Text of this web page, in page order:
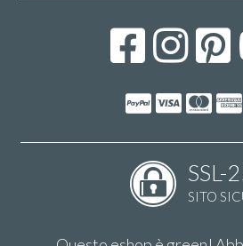
SSL-
SITO